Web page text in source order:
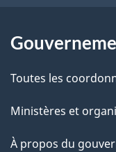
a
g
e
a
c
i
o
Toutes les
Ministères et
À propos du